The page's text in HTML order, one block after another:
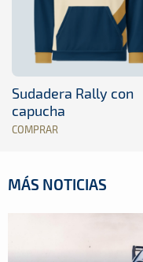
Sudadera Rally con
capucha
COMPRAR
MÁS NOTICIAS